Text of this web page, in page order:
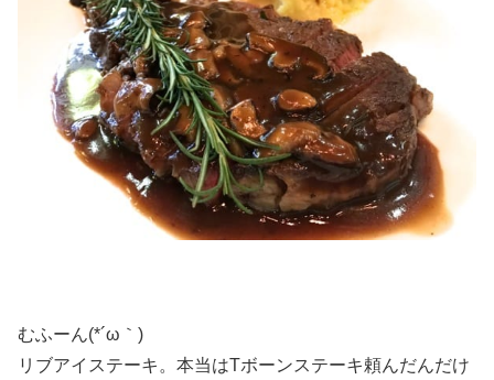
むふーん(*´ω｀)
リブアイステーキ。本当はTボーンステーキ頼んだんだけ